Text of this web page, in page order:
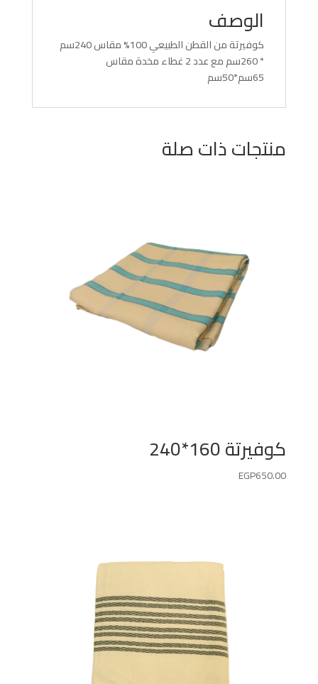
الوصف
كوفيرتة من القطن الطبيعي 100% مقاس 240سم
* 260سم مع عدد 2 غطاء مخدة مقاس
65سم*50سم
منتجات ذات صلة
كوفيرتة 160*240
EGP650.00